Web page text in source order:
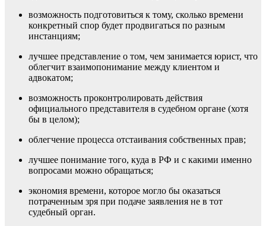
возможность подготовиться к тому, сколько времени
конкретный спор будет продвигаться по разным
инстанциям;
лучшее представление о том, чем занимается юрист, что
облегчит взаимопонимание между клиентом и
адвокатом;
возможность проконтролировать действия
официального представителя в судебном органе (хотя
бы в целом);
облегчение процесса отстаивания собственных прав;
лучшее понимание того, куда в РФ и с какими именно
вопросами можно обращаться;
экономия времени, которое могло бы оказаться
потраченным зря при подаче заявления не в тот
судебный орган.